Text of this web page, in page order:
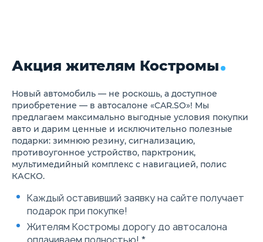
экокожей
Регулировка положения руля
Многофункциональное
рулевое колесо с
возможностью управления
мультимедиа и телефоном
Цифровой бортовой
компьютер с 10,25" цветным
дисплеем
Мягкая обивка панели
приборов с отделкой
строчкой
Фоновая подсветка салона и
декоративной оптической
панели (64 цвета)
LED подсветка перчаточного
ящика
Акция жителям Костромы
Новый автомобиль — не роскошь, а доступное
приобретение — в автосалоне «CAR.SO»! Мы
предлагаем максимально выгодные условия покупки
авто и дарим ценные и исключительно полезные
подарки: зимнюю резину, сигнализацию,
противоугонное устройство, парктроник,
мультимедийный комплекс с навигацией, полис
КАСКО.
Каждый оставивший заявку на сайте получает
подарок при покупке!
Жителям Костромы дорогу до автосалона